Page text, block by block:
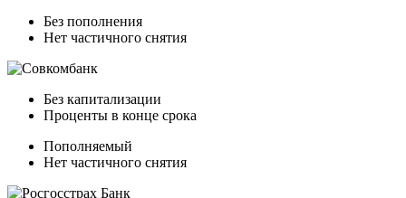
Без пополнения
Нет частичного снятия
Без капитализации
Проценты в конце срока
Пополняемый
Нет частичного снятия